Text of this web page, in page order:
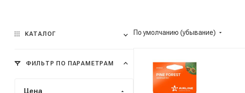
По умолчанию (убывание)
КАТАЛОГ
ФИЛЬТР ПО ПАРАМЕТРАМ
Цена